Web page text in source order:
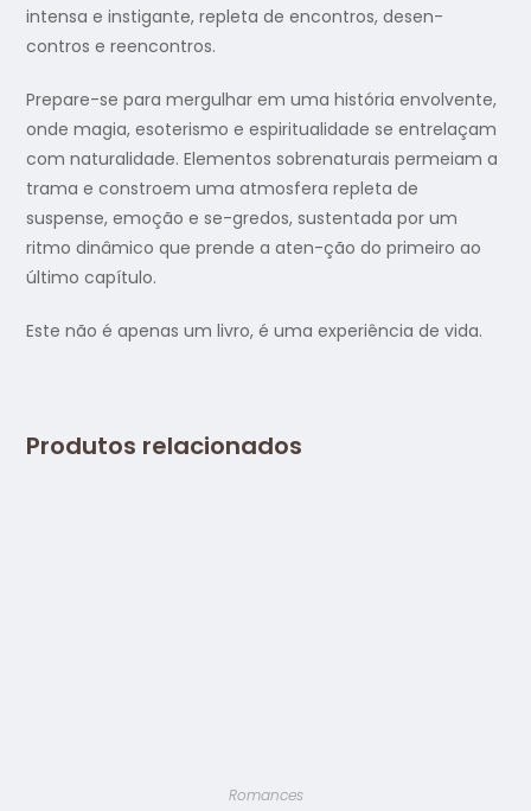
intensa e instigante, repleta de encontros, desen-
contros e reencontros.
Prepare-se para mergulhar em uma história envolvente,
onde magia, esoterismo e espiritualidade se entrelaçam
com naturalidade. Elementos sobrenaturais permeiam a
trama e constroem uma atmosfera repleta de
suspense, emoção e se-gredos, sustentada por um
ritmo dinâmico que prende a aten-ção do primeiro ao
último capítulo.
Este não é apenas um livro, é uma experiência de vida.
Produtos relacionados
Romances